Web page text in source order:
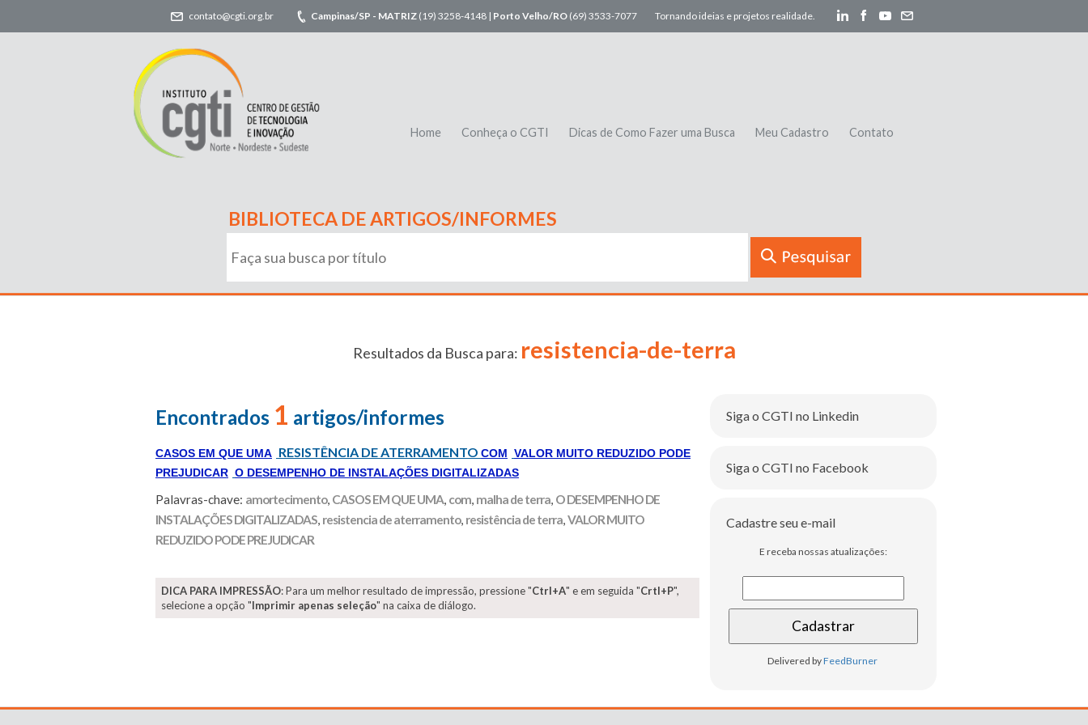
contato@cgti.org.br Campinas/SP - MATRIZ (19) 3258-4148 | Porto Velho/RO (69) 3533-7077 Tornando ideias e projetos realidade.
Home Conheça o CGTI Dicas de Como Fazer uma Busca Meu Cadastro Contato
BIBLIOTECA DE ARTIGOS/INFORMES
Resultados da Busca para: resistencia-de-terra
Encontrados 1 artigos/informes
CASOS EM QUE UMA RESISTÊNCIA DE ATERRAMENTO COM VALOR MUITO REDUZIDO PODE
PREJUDICAR O DESEMPENHO DE INSTALAÇÕES DIGITALIZADAS
Palavras-chave: amortecimento, CASOS EM QUE UMA, com, malha de terra, O DESEMPENHO DE
INSTALAÇÕES DIGITALIZADAS, resistencia de aterramento, resistência de terra,VALOR MUITO
REDUZIDO PODE PREJUDICAR
DICA PARA IMPRESSÃO: Para um melhor resultado de impressão, pressione "Ctrl+A" e em seguida "Crtl+P",
selecione a opção "Imprimir apenas seleção" na caixa de diálogo.
Siga o CGTI no Linkedin
Siga o CGTI no Facebook
Cadastre seu e-mail
E receba nossas atualizações:
Delivered byFeedBurner